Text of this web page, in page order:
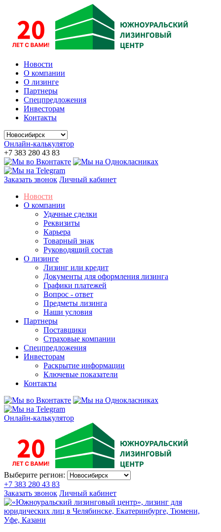
Новости
О компании
О лизинге
Партнеры
Спецпредложения
Инвесторам
Контакты
Онлайн-калькулятор
+7 383 280 43 83
Заказать звонок Личный кабинет
Новости
О компании
Удачные сделки
Реквизиты
Карьера
Товарный знак
Руководящий состав
О лизинге
Лизинг или кредит
Документы для оформления лизинга
Графики платежей
Вопрос - ответ
Предметы лизинга
Наши условия
Партнеры
Поставщики
Страховые компании
Спецпредложения
Инвесторам
Раскрытие информации
Ключевые показатели
Контакты
Онлайн-калькулятор
Выберите регион:
+7 383 280 43 83
Заказать звонок Личный кабинет